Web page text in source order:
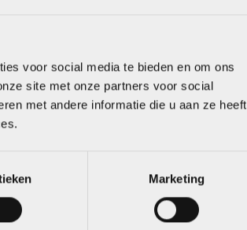
voor social media te bieden en om ons
site met onze partners voor social
met andere informatie die u aan ze heeft
Marketing